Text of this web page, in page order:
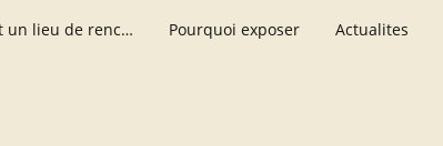
Un atelier et un lieu de rencontres Pourquoi exposer Actualites